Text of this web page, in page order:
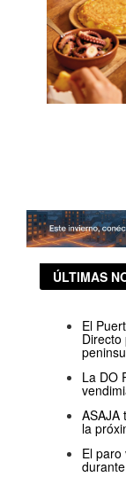
ÚLTIMAS
El
La DO
ASAJA
la
El